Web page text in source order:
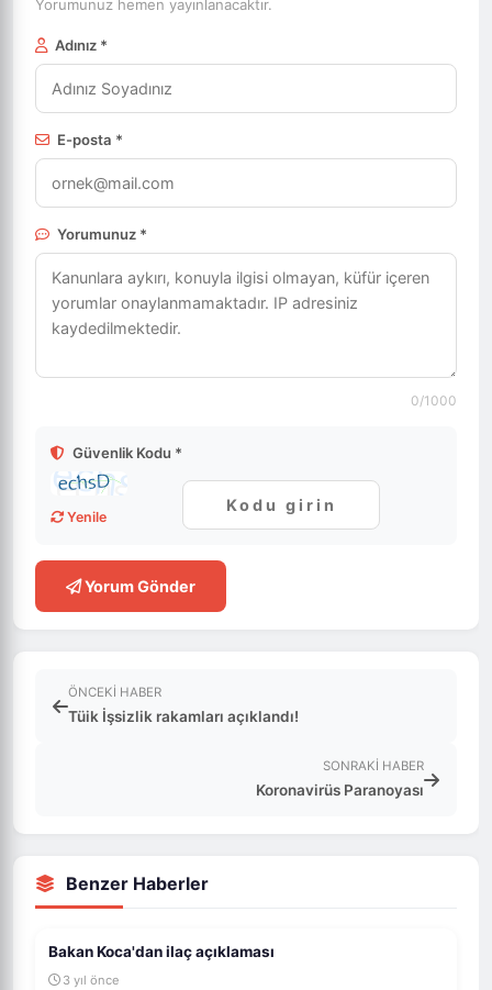
Yorumunuz hemen yayınlanacaktır.
Adınız *
E-posta *
Yorumunuz *
0/1000
Güvenlik Kodu *
Yenile
Yorum Gönder
ÖNCEKI HABER
Tüik İşsizlik rakamları açıklandı!
SONRAKI HABER
Koronavirüs Paranoyası
Benzer Haberler
Bakan Koca'dan ilaç açıklaması
3 yıl önce